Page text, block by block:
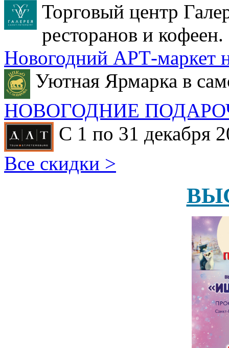
Торговый центр
ресторанов и кофеен.
Новогодний АРТ-маркет
Уютная Ярмарка в
НОВОГОДНИЕ
С 1 по 31 декабря
Все скидки >